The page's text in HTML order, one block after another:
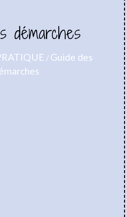
démarches
/ Guide des